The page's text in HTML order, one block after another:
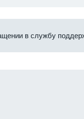
в службу